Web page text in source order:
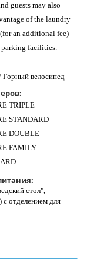
guests may also
of the laundry
an additional fee)
parking facilities.
Горный велосипед
TRIPLE
STANDARD
DOUBLE
FAMILY
стол",
с отделением для